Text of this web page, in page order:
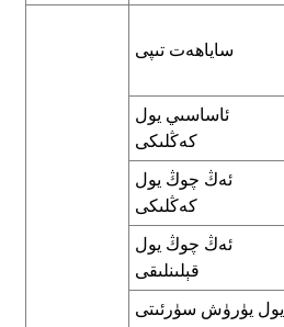
ساياھەت تىپى
ئاساسىي يول
كەڭلىكى
ئەڭ چوڭ يول
كەڭلىكى
ئەڭ چوڭ يول
قېلىنلىقى
يول يۈرۈش سۈرئىتى